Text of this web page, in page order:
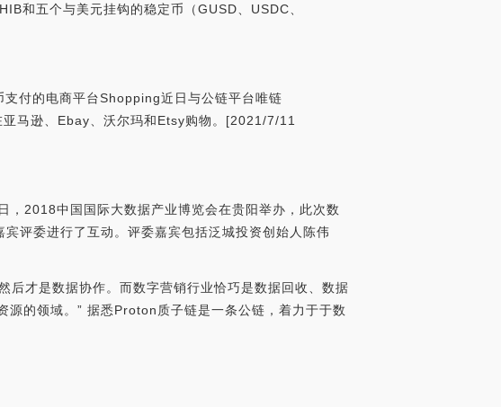
和五个与美元挂钩的稳定币（GUSD、USDC、
付的电商平台Shopping近日与公链平台唯链
马逊、Ebay、沃尔玛和Etsy购物。[2021/7/11
2018中国国际大数据产业博览会在贵阳举办，此次数
评委进行了互动。评委嘉宾包括泛城投资创始人陈伟
后才是数据协作。而数字营销行业恰巧是数据回收、数据
的领域。” 据悉Proton质子链是一条公链，着力于于数